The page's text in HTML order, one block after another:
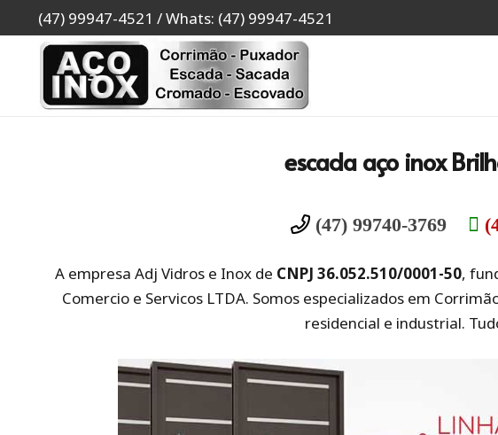
(47) 99947-4521 / Whats: (47) 99947-4521
escada aço inox
(47) 99740-3769
A empresa Adj Vidros e Inox de CNPJ 36.052.510/0001-50,
Comercio e Servicos LTDA. Somos especializados em
residencial e industrial.